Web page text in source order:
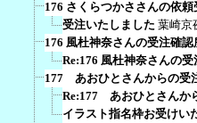
176 さくらつかささんの依
受注いたしました 葉崎京
176 風杜神奈さんの受注確認
Re:176 風杜神奈さんの受
177 あおひとさんからの受
Re:177 あおひとさんか
イラスト指名枠お受けい